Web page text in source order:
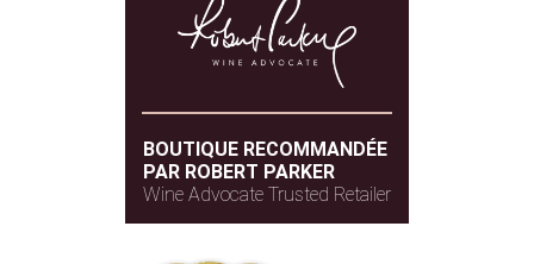
BOUTIQUE RECOMMANDÉE
PAR ROBERT PARKER
Wine Advocate Trusted Retailer